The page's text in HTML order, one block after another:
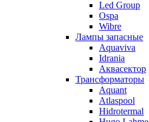
Led Group
Ospa
Wibre
Лампы запасные
Aquaviva
Idrania
Аквасектор
Трансформаторы
Aquant
Atlaspool
Hidrotermal